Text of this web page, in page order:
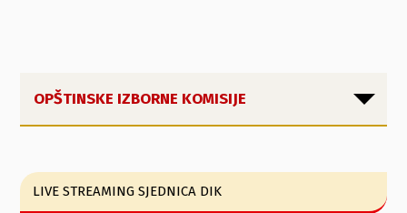
OPŠTINSKE IZBORNE KOMISIJE
LIVE STREAMING SJEDNICA DIK